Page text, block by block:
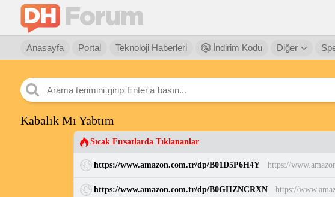
Anasayfa Portal Teknoloji Haberleri İndirim Kodu Diğer
Kabalık Mı Yabtım
Sıcak Fırsatlarda Tıklananlar
https://www.amazon.com.tr/dp/B01D5P6H4Y https://
https://www.amazon.com.tr/dp/B0GHZNCRXN https://